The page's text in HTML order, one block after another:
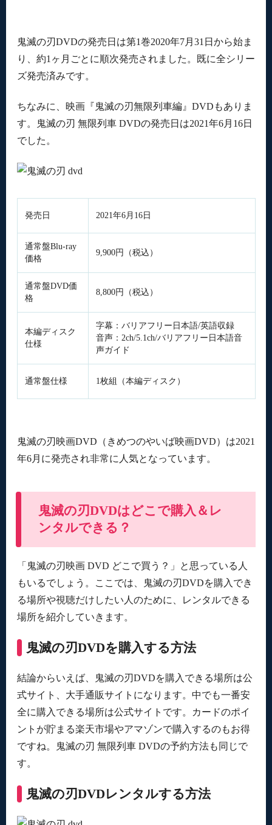
鬼滅の刃DVDの発売日は第1巻2020年7月31日から始ま
り、約1ヶ月ごとに順次発売されました。既に全シリー
ズ発売済みです。
ちなみに、映画『鬼滅の刃無限列車編』DVDもありま
す。鬼滅の刃 無限列車 DVDの発売日は2021年6月16日
でした。
発売日 2021年6月16日
通常盤Blu-ray
価格
9,900円（税込）
通常盤DVD価
格
8,800円（税込）
本編ディスク
仕様
字幕：バリアフリー日本語/英語収録
音声：2ch/5.1ch/バリアフリー日本語音
声ガイド
通常盤仕様 1枚組（本編ディスク）
鬼滅の刃映画DVD（きめつのやいば映画DVD）は2021
年6月に発売され非常に人気となっています。
鬼滅の刃DVDはどこで購入＆レ
ンタルできる？
「鬼滅の刃映画 DVD どこで買う？」と思っている人
もいるでしょう。ここでは、鬼滅の刃DVDを購入でき
る場所や視聴だけしたい人のために、レンタルできる
場所を紹介していきます。
鬼滅の刃DVDを購入する方法
結論からいえば、鬼滅の刃DVDを購入できる場所は公
式サイト、大手通販サイトになります。中でも一番安
全に購入できる場所は公式サイトです。カードのポイ
ントが貯まる楽天市場やアマゾンで購入するのもお得
ですね。鬼滅の刃 無限列車 DVDの予約方法も同じで
す。
鬼滅の刃DVDレンタルする方法